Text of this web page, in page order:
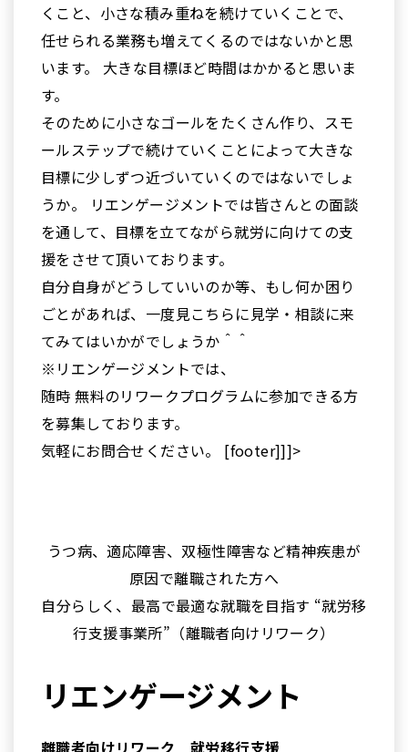
くこと、小さな積み重ねを続けていくことで、
任せられる業務も増えてくるのではないかと思
います。 大きな目標ほど時間はかかると思いま
す。
そのために小さなゴールをたくさん作り、スモ
ールステップで続けていくことによって大きな
目標に少しずつ近づいていくのではないでしょ
うか。 リエンゲージメントでは皆さんとの面談
を通して、目標を立てながら就労に向けての支
援をさせて頂いております。
自分自身がどうしていいのか等、もし何か困り
ごとがあれば、一度見こちらに見学・相談に来
てみてはいかがでしょうか＾＾
※リエンゲージメントでは、
随時 無料のリワークプログラムに参加できる方
を募集しております。
気軽にお問合せください。 [footer]]]>
うつ病、適応障害、双極性障害など精神疾患が
原因で離職された方へ
自分らしく、最高で最適な就職を目指す “就労移
行支援事業所”（離職者向けリワーク）
リエンゲージメント
離職者向けリワーク 就労移行支援